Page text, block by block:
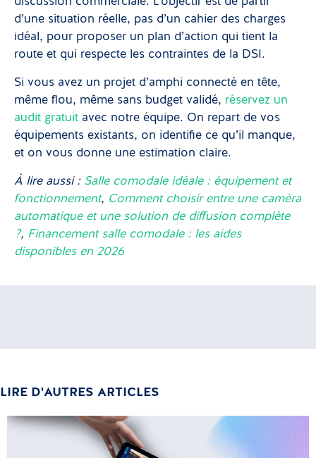
d’une situation réelle, pas d’un cahier des charges
idéal, pour proposer un plan d’action qui tient la
route et qui respecte les contraintes de la DSI.
Si vous avez un projet d’amphi connecté en tête,
même flou, même sans budget validé, réservez un
audit gratuit avec notre équipe. On repart de vos
équipements existants, on identifie ce qu’il manque,
et on vous donne une estimation claire.
À lire aussi : Salle comodale idéale : équipement et
fonctionnement, Comment choisir entre une caméra
automatique et une solution de diffusion complète
?, Financement salle comodale : les aides
disponibles en 2026
LIRE D'AUTRES ARTICLES